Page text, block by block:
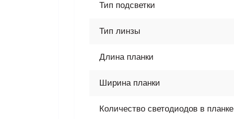
Тип подсветки
Тип линзы
Длина планки
Ширина планки
Количество светодиодов в планке